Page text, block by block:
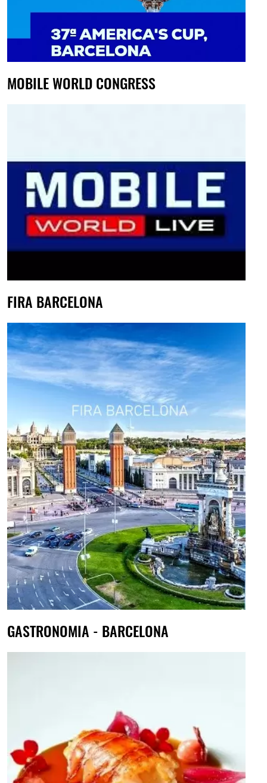
MOBILE WORLD CONGRESS
FIRA BARCELONA
GASTRONOMIA - BARCELONA